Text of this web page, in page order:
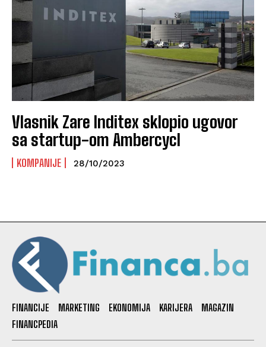
Vlasnik Zare Inditex sklopio ugovor
sa startup-om Ambercycl
KOMPANIJE 28/10/2023
FINANCIJE MARKETING EKONOMIJA KARIJERA
MAGAZIN
FINANCPEDIA